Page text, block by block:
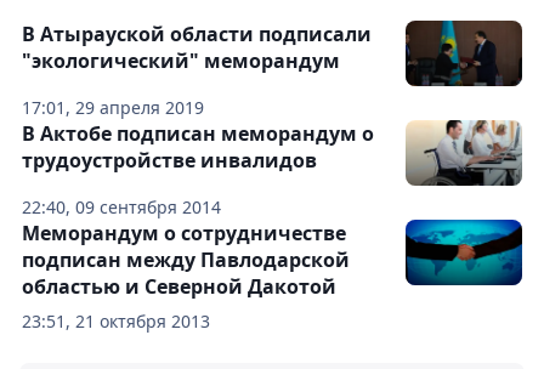
17:01, 29 апреля 2019
В Атырауской области подписали
"экологический" меморандум
22:40, 09 сентября 2014
В Актобе подписан меморандум о
трудоустройстве инвалидов
23:51, 21 октября 2013
Меморандум о сотрудничестве
подписан между Павлодарской
областью и Северной Дакотой